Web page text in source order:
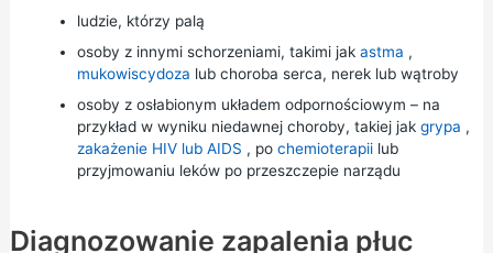
ludzie, którzy palą
osoby z innymi schorzeniami, takimi jak astma ,
mukowiscydoza lub choroba serca, nerek lub wątroby
osoby z osłabionym układem odpornościowym – na
przykład w wyniku niedawnej choroby, takiej jak grypa ,
zakażenie HIV lub AIDS , po chemioterapiilub
przyjmowaniu leków po przeszczepie narządu
Diagnozowanie zapalenia płuc